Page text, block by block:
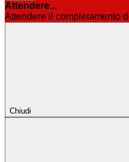
Attendere...
Attendere il completamento
Chiudi